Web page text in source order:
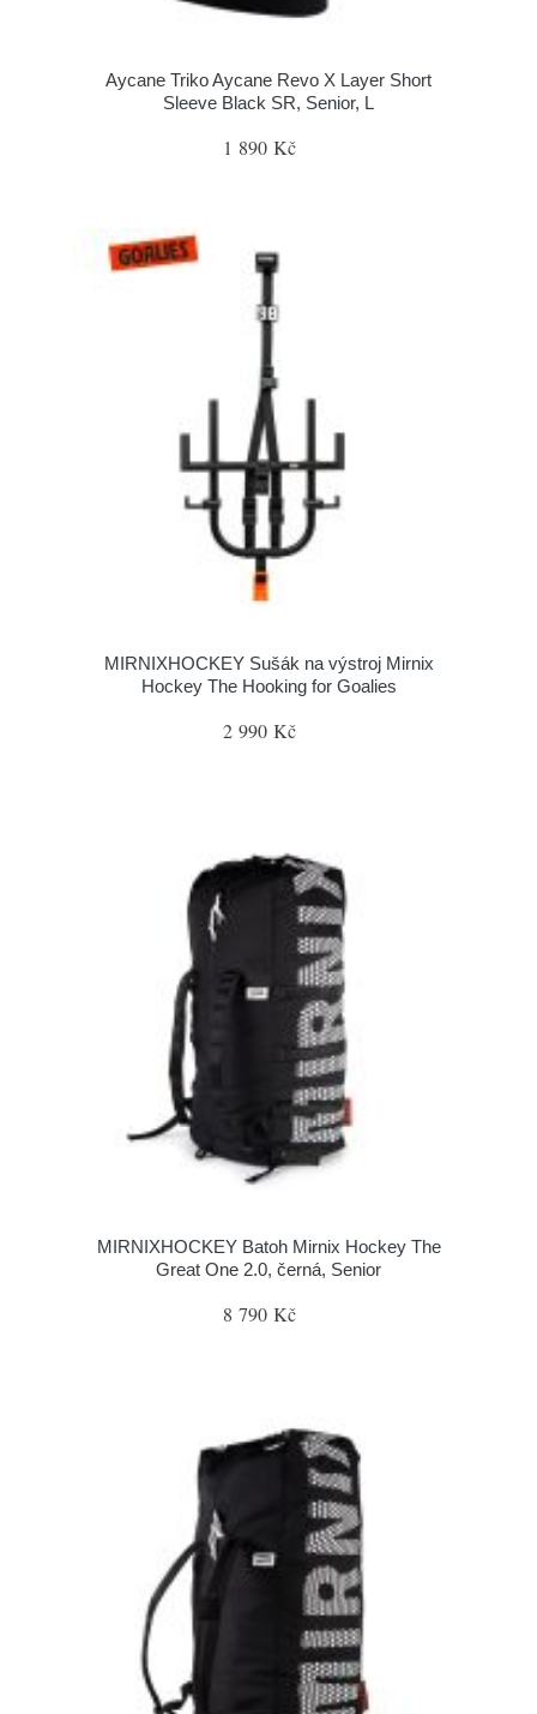
Aycane Triko Aycane Revo X Layer Short
Sleeve Black SR, Senior, L
1 890 Kč
MIRNIXHOCKEY Sušák na výstroj Mirnix
Hockey The Hooking for Goalies
2 990 Kč
MIRNIXHOCKEY Batoh Mirnix Hockey The
Great One 2.0, černá, Senior
8 790 Kč